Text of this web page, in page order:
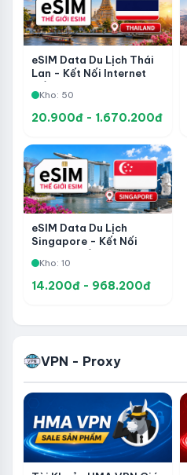
eSIM Data Du Lịch Thái
Lan - Kết Nối Internet
Nhanh Và Tiện Lợi
Kho: 50
20.900đ - 1.670.200đ
eSIM Data Du Lịch
Singapore - Kết Nối
Kích Hoạt Nhanh Và Tiện
Lợi
Kho: 10
14.200đ - 968.200đ
VPN - Proxy